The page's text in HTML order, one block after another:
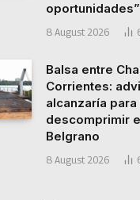
oportunidades”
8 August 2026
Balsa entre
Corrientes:
alcanzaría para
descomprimir
Belgrano
8 August 2026